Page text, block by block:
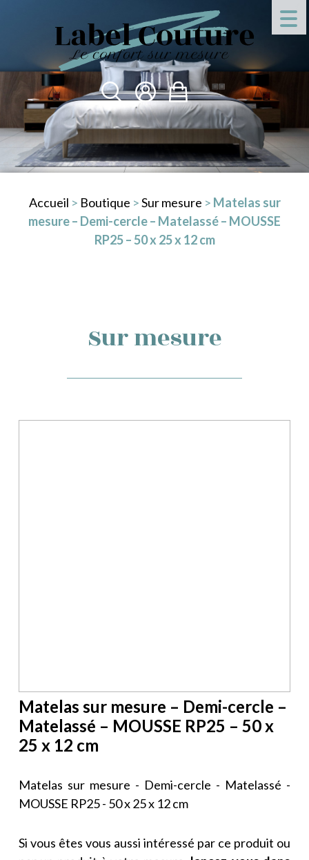
Accueil > Boutique >Sur mesure > Matelas sur
mesure – Demi-cercle – Matelassé – MOUSSE
RP25 – 50 x 25 x 12 cm
Sur mesure
Matelas sur mesure – Demi-cercle –
Matelassé – MOUSSE RP25 – 50 x
25 x 12 cm
Matelas sur mesure - Demi-cercle - Matelassé -
MOUSSE RP25 - 50 x 25 x 12 cm
Si vous êtes vous aussi intéressé par ce produit ou